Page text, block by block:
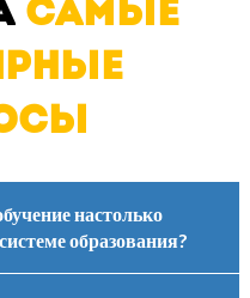
самые
настолько
образования?